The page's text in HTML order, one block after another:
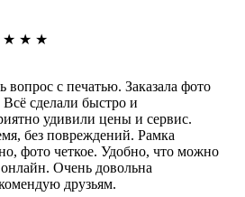
★ ★ ★
с печатью. Заказала фото
сделали быстро и
удивили цены и сервис.
без повреждений. Рамка
фото четкое. Удобно, что можно
Очень довольна
друзьям.